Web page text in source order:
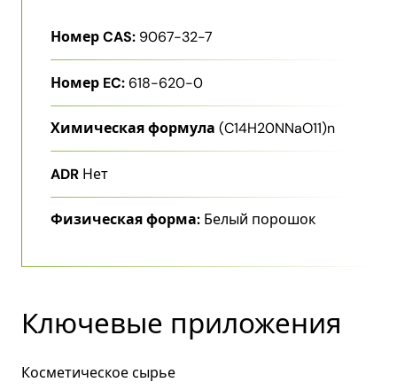
Номер CAS: 9067-32-7
Номер EC:618-620-0
Химическая формула (C14H20NNaO11)n
ADR Нет
Физическая форма: Белый порошок
Ключевые приложения
Косметическое сырье